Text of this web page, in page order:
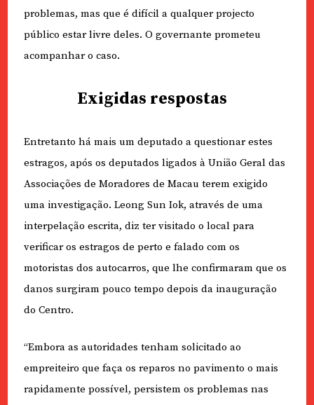
problemas, mas que é difícil a qualquer projecto
público estar livre deles. O governante prometeu
acompanhar o caso.
Exigidas respostas
Entretanto há mais um deputado a questionar estes
estragos, após os deputados ligados à União Geral das
Associações de Moradores de Macau terem exigido
uma investigação. Leong Sun Iok, através de uma
interpelação escrita, diz ter visitado o local para
verificar os estragos de perto e falado com os
motoristas dos autocarros, que lhe confirmaram que os
danos surgiram pouco tempo depois da inauguração
do Centro.
“Embora as autoridades tenham solicitado ao
empreiteiro que faça os reparos no pavimento o mais
rapidamente possível, persistem os problemas nas